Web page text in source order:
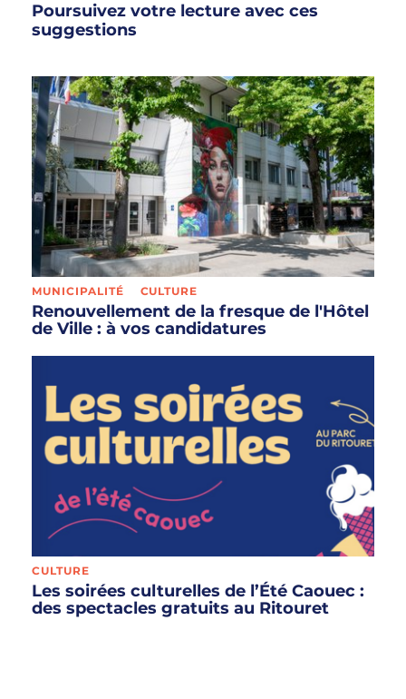
Poursuivez votre lecture avec ces
suggestions
Renouvellement de la fresque de l'Hôtel
de Ville : à vos candidatures
MUNICIPALITÉ CULTURE
Les soirées culturelles de l’Été Caouec :
des spectacles gratuits au Ritouret
CULTURE